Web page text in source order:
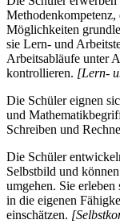
Möglichkeiten
sie Lern- und
Arbeitsabläufe unter
kontrollieren. [Lern-
Die Schüler eignen
und
Schreiben und
Die Schüler
Selbstbild und
umgehen. Sie
in die eigenen
einschätzen.